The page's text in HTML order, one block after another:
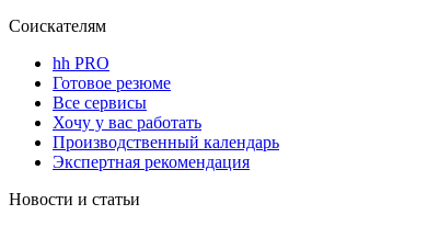
Соискателям
hh PRO
Готовое резюме
Все сервисы
Хочу у вас работать
Производственный календарь
Экспертная рекомендация
Новости и статьи